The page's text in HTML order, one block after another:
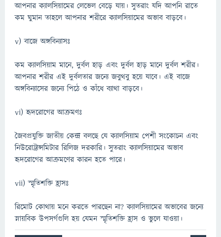
আপনার ক্যালসিয়ামের লেভেল বেড়ে যায়। সুতরাং যদি আপনি রাতে
কম ঘুমান তাহলে আপনার শরীরে ক্যালসিয়ামের অভাব বাড়বে।
v) বাজে অঙ্গবিন্যাসঃ
কম ক্যালসিয়াম মানে, দুর্বল হাড় এবং দুর্বল হাড় মানে দুর্বল শরীর।
আপনার শরীর এই দুর্বলতার জন্যে জবুথবু হয়ে যাবে। এই বাজে
অঙ্গবিন্যাসের জন্যে পিঠে ও কাঁধে ব্যাথা বাড়বে।
vi) হৃদরোগের আক্রমণঃ
জৈবপ্রযুক্তি জাতীয় কেন্দ্র বলছে যে ক্যালসিয়াম পেশী সংকোচন এবং
নিউরোট্রান্সমিটার রিলিজ দরকারি। সুতরাং ক্যালসিয়ামের অভাব
হৃদরোগের আক্রমণের কারন হতে পারে।
vii) স্মৃতিশক্তি হ্রাসঃ
রিমোট কোথায় মনে করতে পারছেন না? ক্যালসিয়ামের অভাবের জন্যে
স্নায়বিক উপসর্গগুলি হয় যেমন স্মৃতিশক্তি হ্রাস ও ভুলে যাওয়া।